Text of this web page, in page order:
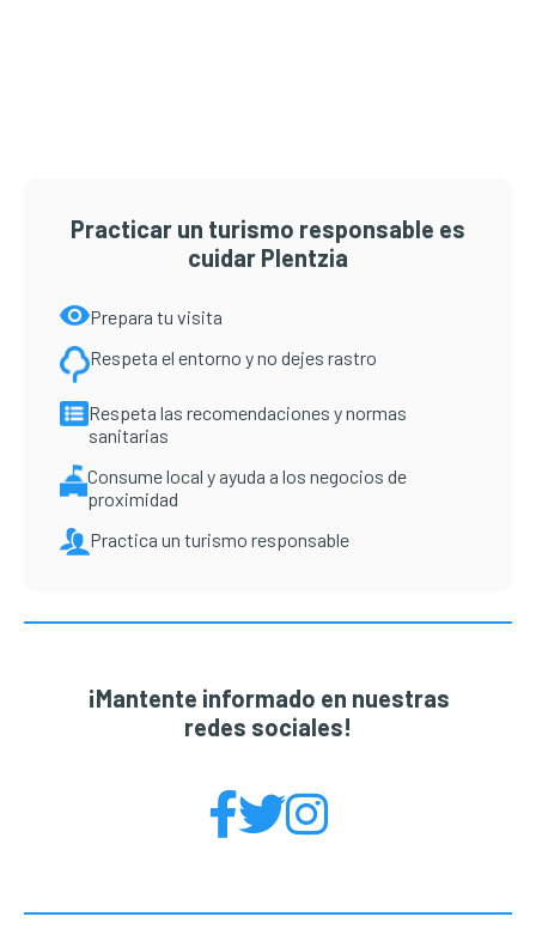
Practicar un turismo responsable es
cuidar Plentzia
Prepara tu visita
Respeta el entorno y no dejes rastro
Respeta las recomendaciones y normas
sanitarias
Consume local y ayuda a los negocios de
proximidad
Practica un turismo responsable
¡Mantente informado en nuestras
redes sociales!